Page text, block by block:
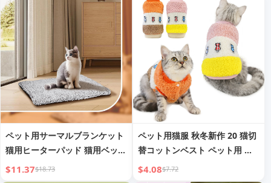
コーム
ペット用サーマルブランケット
猫用ヒーターパッド 猫用ベッド
小型犬用 暖房 小動物用 定温 防
水 防漏 ペットマット
$11.37$18.73
ペット用猫服 秋冬新作 20 猫切
替コットンベスト ペット用 秋
冬厚手フリース服
$4.08$7.72